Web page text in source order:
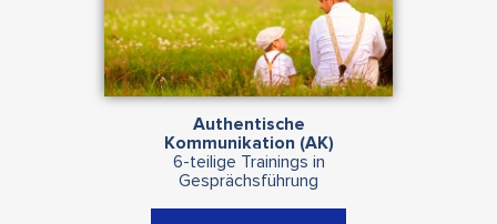
Authentische
Kommunikation (AK)
6-teilige Trainings in
Gesprächsführung